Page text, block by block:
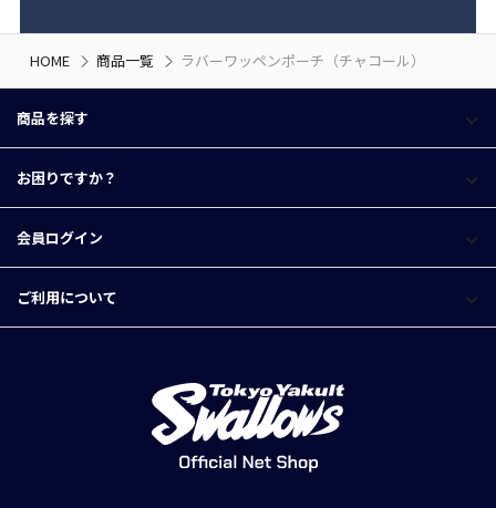
HOME 商品一覧 ラバーワッペンポーチ（チャコール）
商品を探す
お困りですか？
会員ログイン
ご利用について